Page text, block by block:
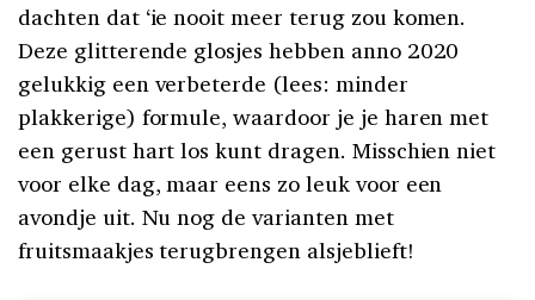
dachten dat ‘ie nooit meer terug zou komen.
Deze glitterende glosjes hebben anno 2020
gelukkig een verbeterde (lees: minder
plakkerige) formule, waardoor je je haren met
een gerust hart los kunt dragen. Misschien niet
voor elke dag, maar eens zo leuk voor een
avondje uit. Nu nog de varianten met
fruitsmaakjes terugbrengen alsjeblieft!